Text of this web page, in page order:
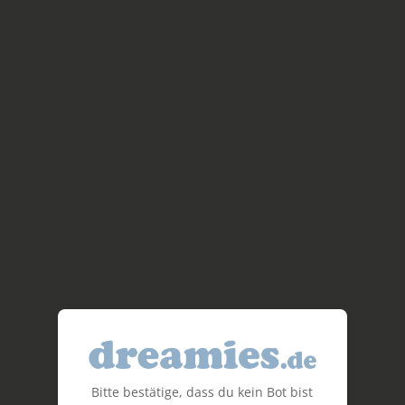
Bitte bestätige, dass du kein Bot bist